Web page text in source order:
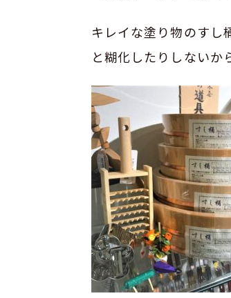
キレイな塗り物のすし
と糊化したりしないか